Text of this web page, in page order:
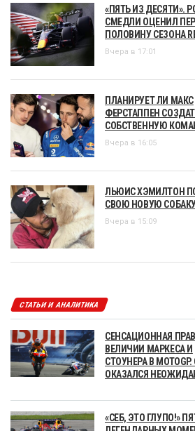
«ПЯТЬ ИЗ ДЕСЯТИ».
СМЕДЛИ ОЦЕНИЛ
ПОЛОВИНУ СЕЗОНА
Вчера в 17:01
ПЛАНИРУЕТ ЛИ МАКС
ФЕРСТАППЕН
СОБСТВЕННУЮ
Вчера в 16:05
ЛЬЮИС ХЭМИЛТОН
СВОЮ НОВУЮ
Вчера в 15:09
СТАТЬИ И АНАЛИТИКА
СЕНСАЦИОННАЯ
ВЕЛИЧИИ МАРКЕСА И
СТОУНЕРА В
ОКАЗАЛСЯ
«СЕБ, ЭТО ГЛУПО!»